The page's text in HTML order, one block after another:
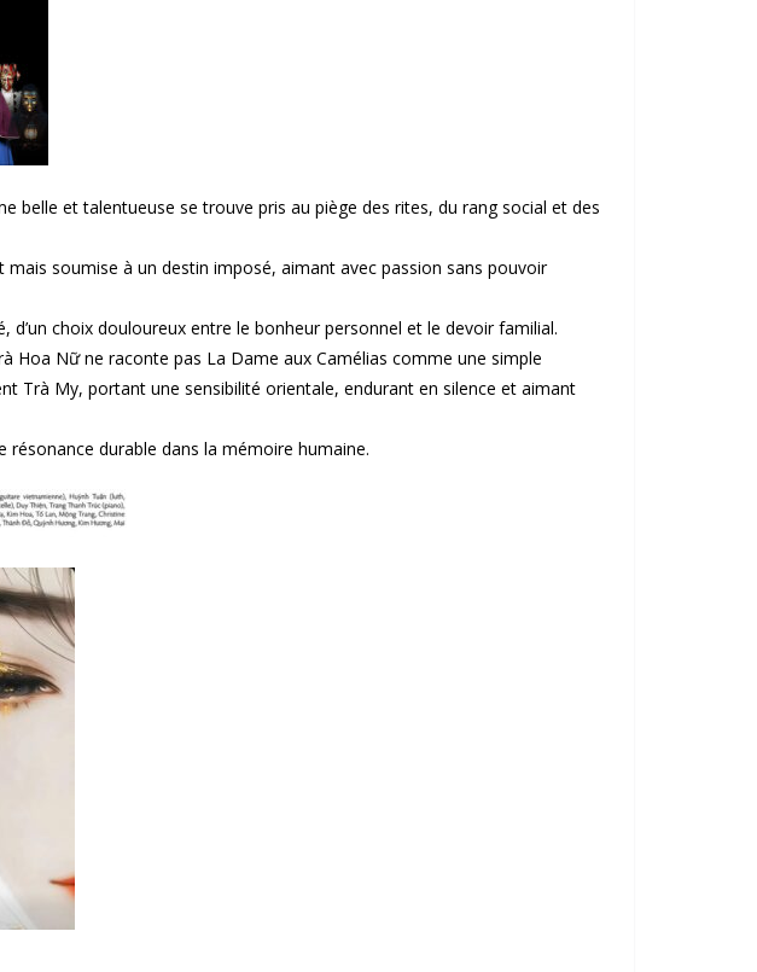
et talentueuse se trouve pris au piège des rites, du rang social et des
soumise à un destin imposé, aimant avec passion sans pouvoir
d’un choix douloureux entre le bonheur personnel et le devoir familial.
Hoa Nữ ne raconte pas La Dame aux Camélias comme une simple
Trà My, portant une sensibilité orientale, endurant en silence et aimant
résonance durable dans la mémoire humaine.